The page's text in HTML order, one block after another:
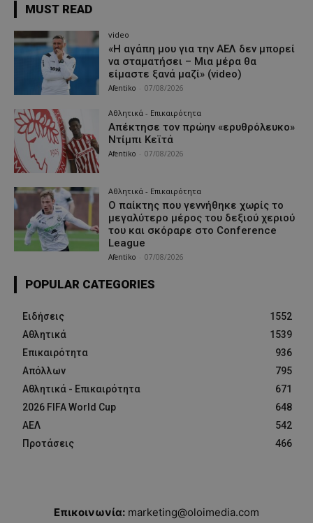
MUST READ
video
«Η αγάπη μου για την ΑΕΛ δεν μπορεί
να σταματήσει – Μια μέρα θα
είμαστε ξανά μαζί» (video)
Afentiko 07/08/2026
Αθλητικά - Επικαιρότητα
Απέκτησε τον πρώην «ερυθρόλευκο»
Ντίμπι Κεϊτά
Afentiko 07/08/2026
Αθλητικά - Επικαιρότητα
Ο παίκτης που γεννήθηκε χωρίς το
μεγαλύτερο μέρος του δεξιού χεριού
του και σκόραρε στο Conference
League
Afentiko 07/08/2026
POPULAR CATEGORIES
Ειδήσεις
1552
Αθλητικά
1539
Επικαιρότητα
936
Απόλλων
795
Αθλητικά - Επικαιρότητα
671
2026 FIFA World Cup
648
ΑΕΛ
542
Προτάσεις
466
Επικοινωνία: marketing@oloimedia.com